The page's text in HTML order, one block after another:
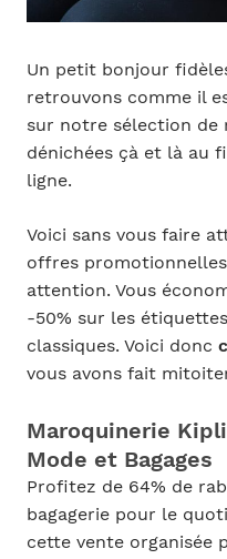
Un petit bonjour
retrouvons comme il
sur notre sélection de
dénichées çà et là au
ligne.
Voici sans vous faire
offres
attention. Vous
-50% sur les
classiques. Voici donc
vous avons fait
Maroquinerie
Mode et Bagages
Profitez de 64% de
bagagerie pour le
cette vente organisée